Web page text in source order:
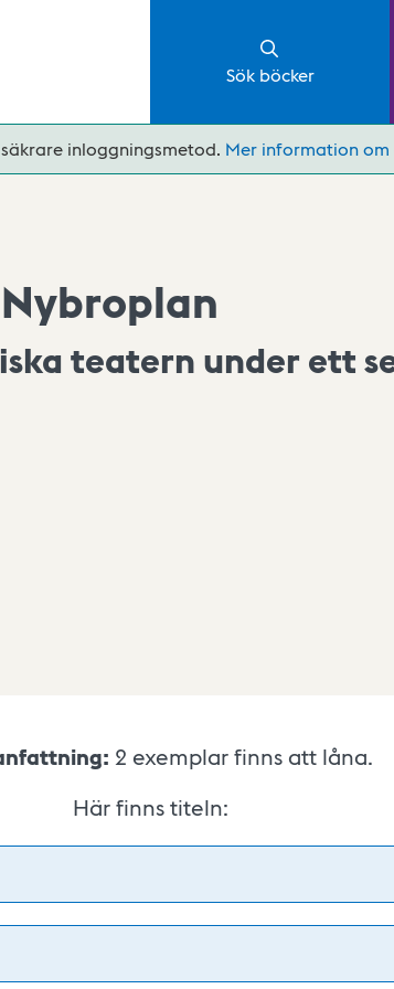
Sök böcker
inloggningsmetod. Mer information
teatern under ett
2 exemplar finns att låna.
Här finns titeln: